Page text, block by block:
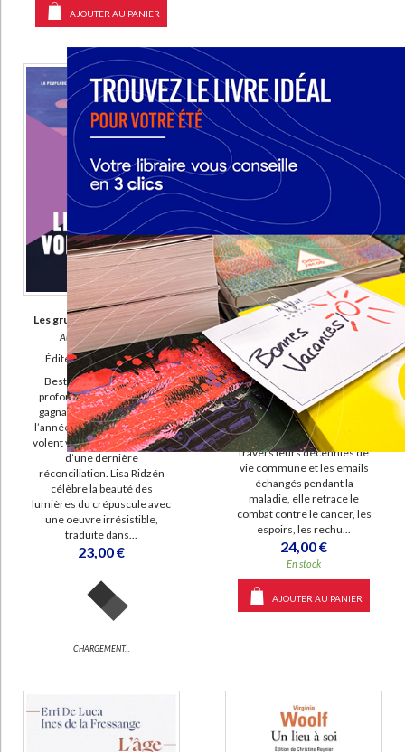
CHARGEMENT...
Journal (17)
Les sept soeurs (17)
L'amie prodigieuse (14)
La villa aux étoffes (13)
Nouvelles complètes (13)
DISPONIBILITÉ
epuise (37589)
disponible (35249)
manquant (1458)
a-paraitre (545)
AJOUTER AU PANIER
Les grues volent vers le sud
Auteur : Ridzén, Lisa
Éditeur(s) :La Peuplade
Bestseller international
profondément émouvant,
gagnant du Prix du livre de
l’année en Suède, Les grues
volent vers le sud est le récit
d’une dernière
réconciliation. Lisa Ridzén
célèbre la beauté des
lumières du crépuscule avec
une oeuvre irrésistible,
traduite dans...
23,00 €
CHARGEMENT...
Ghost stories
Auteur :Siri Hustvedt
Éditeur(s) :Gallimard
Siri Hustvedt évoque avec
délicatesse sa relation avec
Paul Auster, de leur
rencontre en 1982 à sa
disparition en 2024. A
travers leurs décennies de
vie commune et les emails
échangés pendant la
maladie, elle retrace le
combat contre le cancer, les
espoirs, les rechu...
24,00 €
En stock
AJOUTER AU PANIER